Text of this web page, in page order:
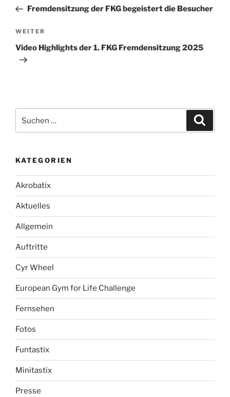
BeitragFremdensitzung der FKG begeistert die Besucher
Nächster
Beitrag
WEITER
Video Highlights der 1. FKG Fremdensitzung 2025
nach:
KATEGORIEN
Akrobatix
Aktuelles
Allgemein
Auftritte
Cyr Wheel
European Gym for Life Challenge
Fernsehen
Fotos
Funtastix
Minitastix
Presse